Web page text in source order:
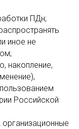
ПДн;
иное не
накопление,
Российской